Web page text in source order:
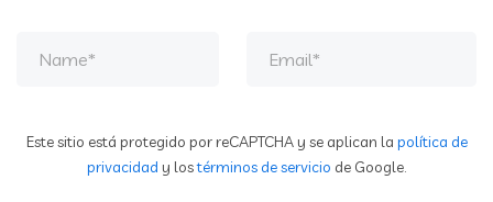
Este sitio está protegido por reCAPTCHA y se aplican la política de
privacidad y lostérminos de servicio de Google.